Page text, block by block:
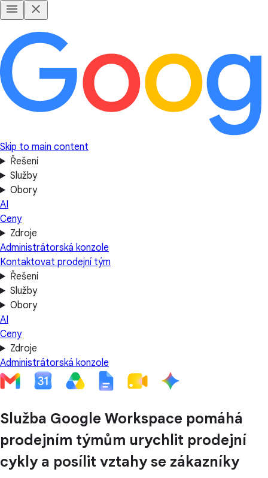
Skip to main content
Řešení
Služby
Obory
AI
Ceny
Zdroje
Administrátorská konzole
Kontaktovat prodejní tým
Řešení
Služby
Obory
AI
Ceny
Zdroje
Administrátorská konzole
Služba Google Workspace pomáhá
prodejním týmům urychlit prodejní
cykly a posílit vztahy se zákazníky